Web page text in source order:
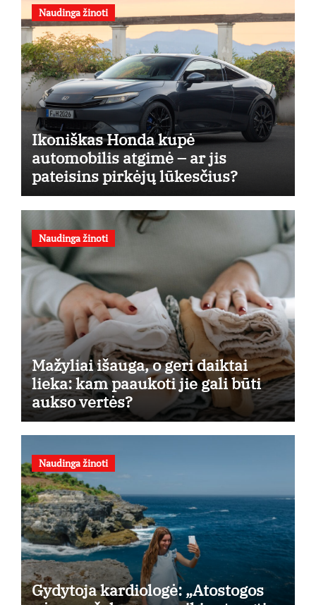
Naudinga žinoti
Ikoniškas Honda kupė
automobilis atgimė – ar jis
pateisins pirkėjų lūkesčius?
Naudinga žinoti
Mažyliai išauga, o geri daiktai
lieka: kam paaukoti jie gali būti
aukso vertės?
Naudinga žinoti
Gydytoja kardiologė: „Atostogos